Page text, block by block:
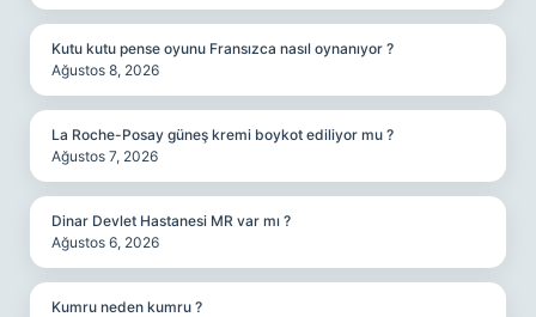
Kutu kutu pense oyunu Fransızca nasıl oynanıyor ?
Ağustos 8, 2026
La Roche-Posay güneş kremi boykot ediliyor mu ?
Ağustos 7, 2026
Dinar Devlet Hastanesi MR var mı ?
Ağustos 6, 2026
Kumru neden kumru ?